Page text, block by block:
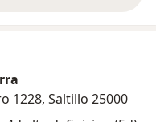
1228, Saltillo 25000